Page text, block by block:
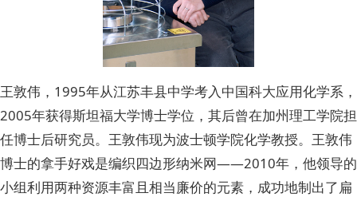
王敦伟，1995年从江苏丰县中学考入中国科大应用化学系，
2005年获得斯坦福大学博士学位，其后曾在加州理工学院担
任博士后研究员。王敦伟现为波士顿学院化学教授。王敦伟
博士的拿手好戏是编织四边形纳米网——2010年，他领导的
小组利用两种资源丰富且相当廉价的元素，成功地制出了扁